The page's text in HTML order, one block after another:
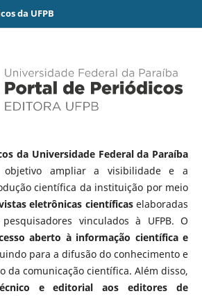
da UFPB
da Universidade Federal da Paraíba
ampliar a visibilidade e a
científica da instituição por meio
eletrônicas científicaselaboradas
vinculados à UFPB. O
aberto à informação científica e
para a difusão do conhecimento e
da comunicação científica. Além disso,
e editorial aos editores de